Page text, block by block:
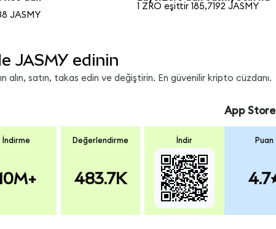
JASMY
1 ZRO eşittir 185,7192 JASMY
JASMY edinin
alın, satın, takas edin ve değiştirin. En güvenilir kripto cüzdanı.
İndirme Değerlendirme
483.7K
İndir
App Store
Puan
4.7